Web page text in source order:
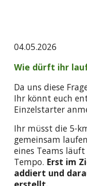
04.05.2026
Wie dürft ihr
Da uns diese
Ihr könnt euch
Einzelstarter
Ihr müsst die 5-
gemeinsam
eines Teams
Tempo. Erst im
addiert und